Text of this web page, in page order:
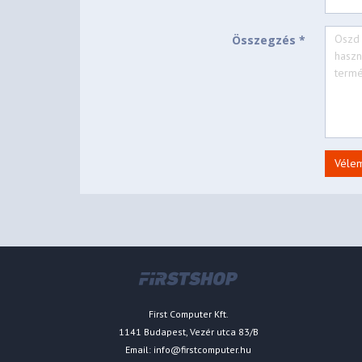
Összegzés *
First Computer Kft.
1141 Budapest, Vezér utca 83/B
Email: info@firstcomputer.hu